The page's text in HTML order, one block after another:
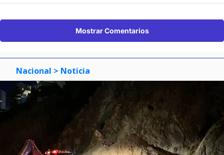
Mostrar Comentarios
Nacional > Noticia